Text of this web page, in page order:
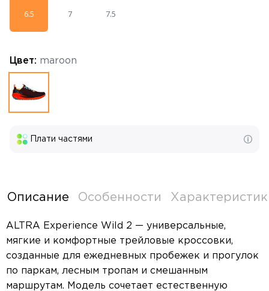
6.5 7 7.5
Цвет: maroon
Плати частями
Описание Особенности
ALTRA Experience Wild 2 — универсальные,
мягкие и комфортные трейловые кроссовки,
созданные для ежедневных пробежек и прогулок
по паркам, лесным тропам и смешанным
маршрутам. Модель сочетает естественную